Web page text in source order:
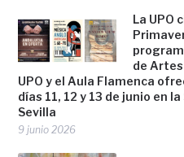
La UPO
de Artes
UPO y el Aula Flamenca
días 11, 12 y 13 de junio en
Sevilla
9 junio 2026